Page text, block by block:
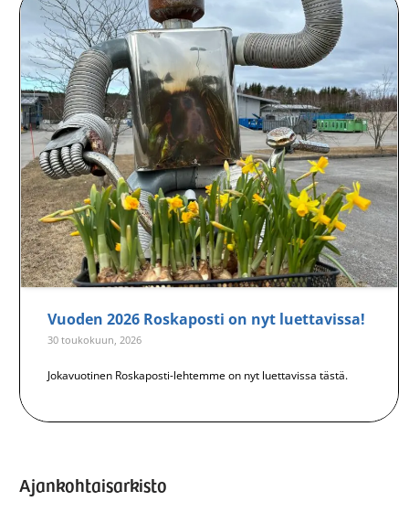
Vuoden 2026 Roskaposti on nyt luettavissa!
30 toukokuun, 2026
Jokavuotinen Roskaposti-lehtemme on nyt luettavissa tästä.
Ajankohtaisarkisto